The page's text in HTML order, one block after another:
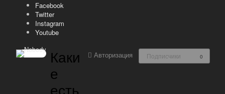
Facebook
Twitter
Instagram
Youtube
Авторизация Подписчики 0
Каки
е
есть